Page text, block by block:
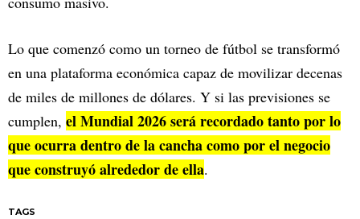
Lo que comenzó como un torneo de fútbol se transformó
en una plataforma económica capaz de movilizar decenas
de miles de millones de dólares. Y si las previsiones se
cumplen, el Mundial 2026 será recordado tanto por lo
que ocurra dentro de la cancha como por el negocio
que construyó alrededor de ella.
TAGS